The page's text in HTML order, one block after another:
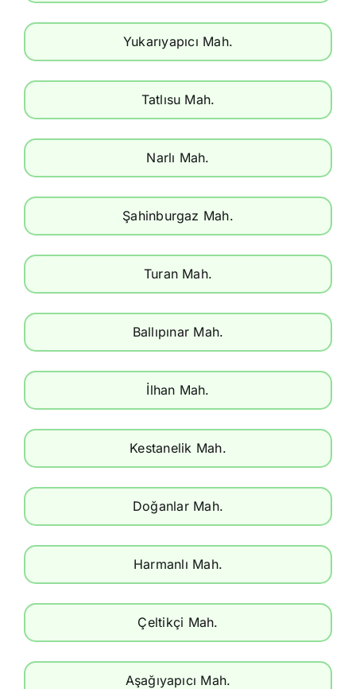
Yukarıyapıcı Mah.
Tatlısu Mah.
Narlı Mah.
Şahinburgaz Mah.
Turan Mah.
Ballıpınar Mah.
İlhan Mah.
Kestanelik Mah.
Doğanlar Mah.
Harmanlı Mah.
Çeltikçi Mah.
Aşağıyapıcı Mah.